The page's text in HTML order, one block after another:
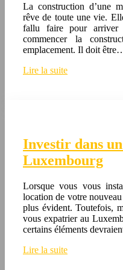
La construction d’une
rêve de toute une vie.
fallu faire pour
commencer la
emplacement. Il doit
Lire la suite
Investir dans
Luxembourg
Lorsque vous vous
location de votre
plus évident. Toutefois,
vous expatrier au
certains éléments
Lire la suite